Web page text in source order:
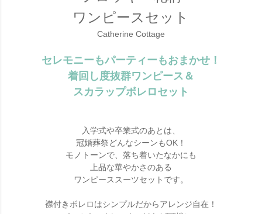
ワンピースセット
Catherine Cottage
セレモニーもパーティーもおまかせ！
着回し度抜群ワンピース＆
スカラップボレロセット
入学式や卒業式のあとは、
冠婚葬祭どんなシーンもOK！
モノトーンで、落ち着いたなかにも
上品な華やかさのある
ワンピーススーツセットです。
襟付きボレロはシンプルだからアレンジ自在！